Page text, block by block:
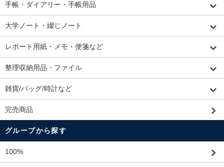
手帳・ダイアリー・手帳用品
大学ノート・綴じノート
レポート用紙・メモ・便箋など
整理収納用品・ファイル
雑貨/バッグ/時計など
完売商品
グループから探す
100%